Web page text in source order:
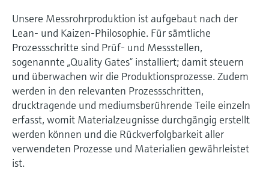
Unsere Messrohrproduktion ist aufgebaut nach der
Lean- und Kaizen-Philosophie. Für sämtliche
Prozessschritte sind Prüf- und Messstellen,
sogenannte „Quality Gates“ installiert; damit steuern
und überwachen wir die Produktionsprozesse. Zudem
werden in den relevanten Prozessschritten,
drucktragende und mediumsberührende Teile einzeln
erfasst, womit Materialzeugnisse durchgängig erstellt
werden können und die Rückverfolgbarkeit aller
verwendeten Prozesse und Materialien gewährleistet
ist.